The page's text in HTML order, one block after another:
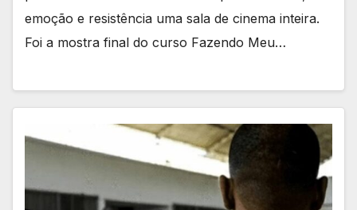
emoção e resistência uma sala de cinema inteira.
Foi a mostra final do curso Fazendo Meu…